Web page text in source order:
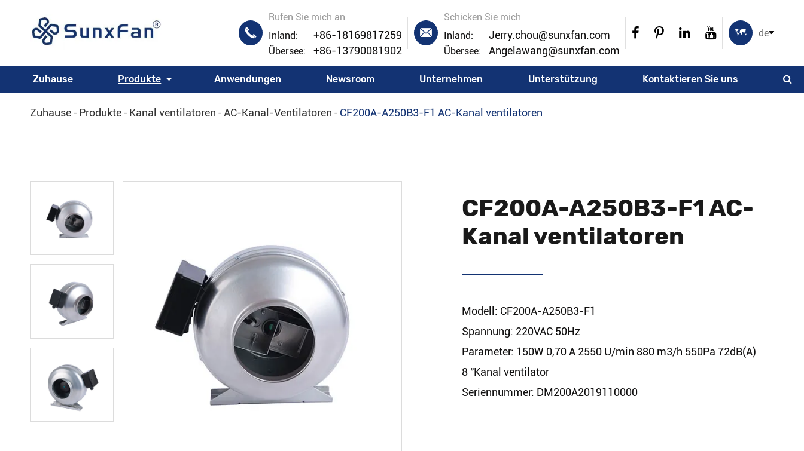

Rufen Sie mich an
Inland:
+86-18169817259
Übersee: +86-13790081902

Schicken Sie mich
Inland:
Jerry.chou@sunxfan.com
Übersee: Angelawang@sunxfan.com
 de
Zuhause Produkte Anwendungen Newsroom Unternehmen Unterstützung Kontaktieren Sie uns
Zuhause Produkte Kanal ventilatoren AC-Kanal-Ventilatoren CF200A-A250B3-F1 AC-Kanal ventilatoren
CF200A-A250B3-F1 AC-
Kanal ventilatoren
Modell: CF200A-A250B3-F1
Spannung: 220VAC 50Hz
Parameter: 150W 0,70 A 2550 U/min 880 m3/h 550Pa 72dB(A)
8 "Kanal ventilator
Seriennummer: DM200A2019110000